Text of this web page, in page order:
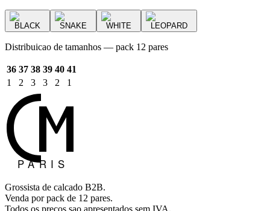
BLACK SNAKE WHITE LEOPARD
Distribuicao de tamanhos — pack 12 pares
36 37 38 39 40 41
1
2 3 3 2 1
Grossista de calcado B2B.
Venda por pack de 12 pares.
Todos os precos sao apresentados sem IVA.